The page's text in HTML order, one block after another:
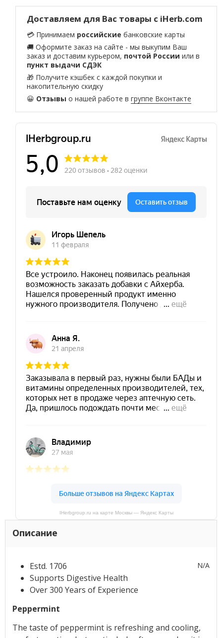
Доставляем для Вас товары с iHerb.com
💳 Принимаем российские банковские карты
🚚 Оформите заказ на сайте - мы выкупим Ваш
заказ и доставим курьером, почтой России или в
пункт выдачи СДЭК
🎁 Получите кэшбек с каждой покупки и
накопительную скидку
😀 Отзывы о нашей работе вгруппе Вконтакте
IHerbgroup.ru на карте Москвы — Яндекс Карты
Описание
N/A
Estd. 1706
Supports Digestive Health
Over 300 Years of Experience
Peppermint
The taste of peppermint is refreshing and cooling,